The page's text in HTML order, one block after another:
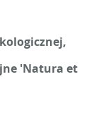
'Natura et